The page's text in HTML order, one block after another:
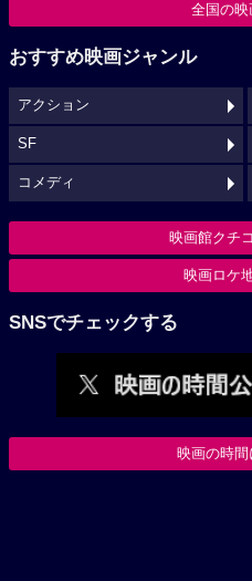
全国の映
おすすめ映画ジャンル
アクション
SF
コメディ
映画館クチ
映画ロケ
SNSでチェックする
映画の時間